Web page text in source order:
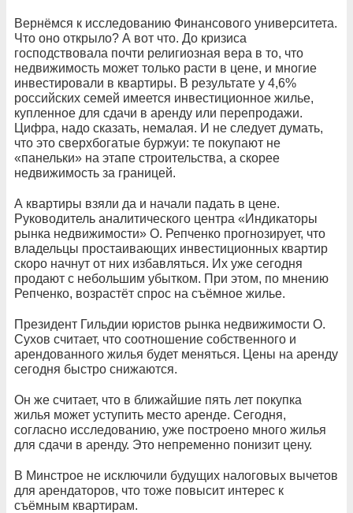
Вернёмся к исследованию Финансового университета.
Что оно открыло? А вот что. До кризиса
господствовала почти религиозная вера в то, что
недвижимость может только расти в цене, и многие
инвестировали в квартиры. В результате у 4,6%
российских семей имеется инвестиционное жилье,
купленное для сдачи в аренду или перепродажи.
Цифра, надо сказать, немалая. И не следует думать,
что это сверхбогатые буржуи: те покупают не
«панельки» на этапе строительства, а скорее
недвижимость за границей.
А квартиры взяли да и начали падать в цене.
Руководитель аналитического центра «Индикаторы
рынка недвижимости» О. Репченко прогнозирует, что
владельцы простаивающих инвестиционных квартир
скоро начнут от них избавляться. Их уже сегодня
продают с небольшим убытком. При этом, по мнению
Репченко, возрастёт спрос на съёмное жилье.
Президент Гильдии юристов рынка недвижимости О.
Сухов считает, что соотношение собственного и
арендованного жилья будет меняться. Цены на аренду
сегодня быстро снижаются.
Он же считает, что в ближайшие пять лет покупка
жилья может уступить место аренде. Сегодня,
согласно исследованию, уже построено много жилья
для сдачи в аренду. Это непременно понизит цену.
В Минстрое не исключили будущих налоговых вычетов
для арендаторов, что тоже повысит интерес к
съёмным квартирам.